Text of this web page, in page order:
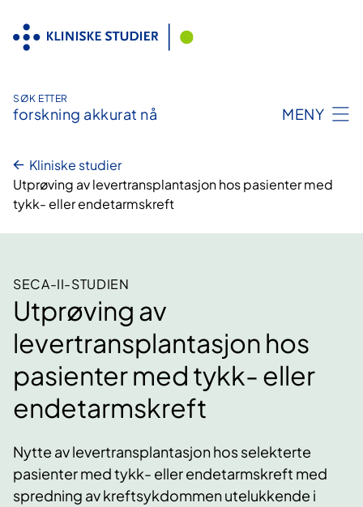
innhold
SØK ETTER
forskning akkurat nå MENY
Kliniske studier
Utprøving av levertransplantasjon hos pasienter med
tykk- eller endetarmskreft
SECA-II-STUDIEN
Utprøving av
levertransplantasjon hos
pasienter med tykk- eller
endetarmskreft
Nytte av levertransplantasjon hos selekterte
pasienter med tykk- eller endetarmskreft med
spredning av kreftsykdommen utelukkende i